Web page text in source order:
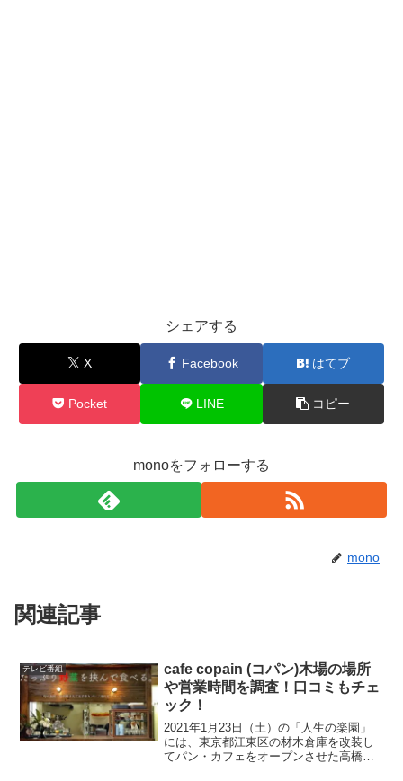
シェアする
X Facebook はてブ
Pocket LINE コピー
monoをフォローする
mono
関連記事
テレビ番組
cafe copain (コパン)木場の場所
や営業時間を調査！口コミもチェ
ック！
2021年1月23日（土）の「人生の楽園」
には、東京都江東区の材木倉庫を改装し
てパン・カフェをオープンさせた高橋幸